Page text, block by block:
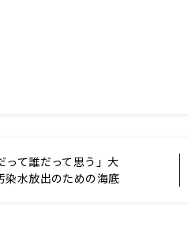
って誰だって思う」大
染水放出のための海底